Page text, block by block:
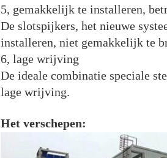
5, gemakkelijk te installeren,
De slotspijkers, het nieuwe
installeren, niet gemakkelijk te
6, lage wrijving
De ideale combinatie speciale
lage wrijving.
Het verschepen: